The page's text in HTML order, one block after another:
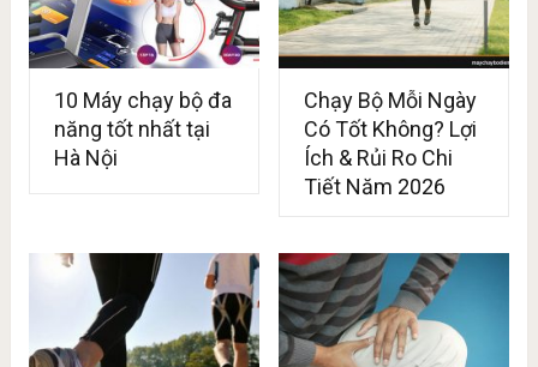
10 Máy chạy bộ đa
năng tốt nhất tại
Hà Nội
Chạy Bộ Mỗi Ngày
Có Tốt Không? Lợi
Ích & Rủi Ro Chi
Tiết Năm 2026